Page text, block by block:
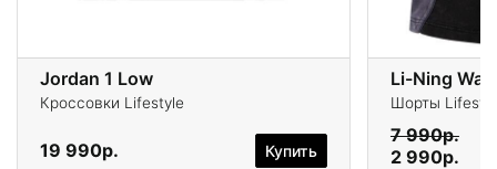
Jordan 1 Low
Кроссовки Lifestyle
19 990р. Купить
Li-Ning
Шорты
7 990р.
2 990р.